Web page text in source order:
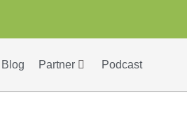
Blog Partner Podcast